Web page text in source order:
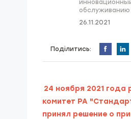
обслуживанию
26.11.2021
Поділитись:
24 ноября 2021 года
комитет РА
принял решение о